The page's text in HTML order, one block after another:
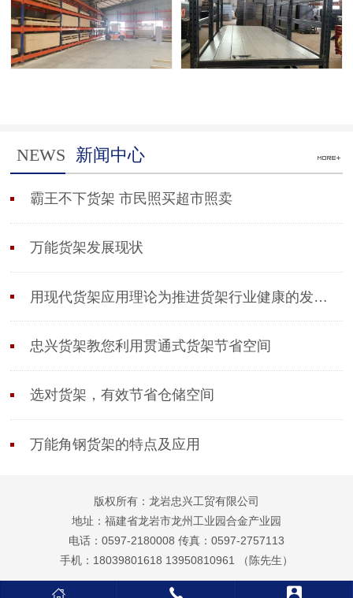
NEWS 新闻中心
霸王不下货架 市民照买超市照卖
万能货架发展现状
用现代货架应用理论为推进货架行业健康的发展作
忠兴货架教您利用贯通式货架节省空间
选对货架，有效节省仓储空间
万能角钢货架的特点及应用
版权所有：龙岩忠兴工贸有限公司
地址：福建省龙岩市龙州工业园合金产业园
电话：0597-2180008 传真：0597-2757113
手机：18039801618 13950810961 （陈先生）